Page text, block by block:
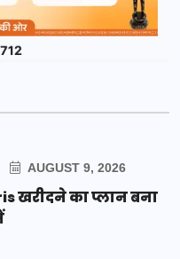
AUGUST 9, 2026
खरीदने का प्लान बना